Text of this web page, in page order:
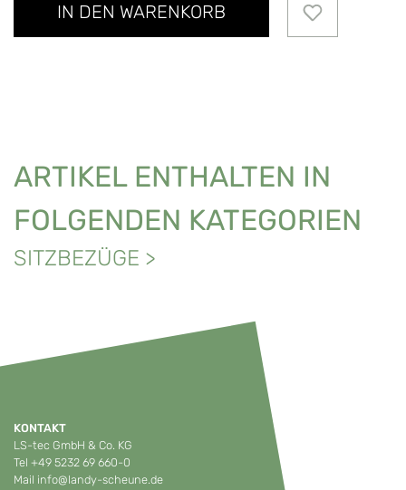
IN DEN WARENKORB
ARTIKEL ENTHALTEN IN
FOLGENDEN KATEGORIEN
SITZBEZÜGE >
KONTAKT
LS-tec GmbH & Co. KG
Tel +49 5232 69 660-0
Mail info@landy-scheune.de